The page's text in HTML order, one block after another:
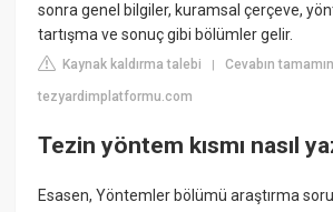
sonra genel bilgiler, kuramsal çerçeve,
tartışma ve sonuç gibi bölümler gelir.
Kaynak kaldırma talebi |Cevabın
tezyardimplatformu.com
Tezin yöntem kısmı nasıl
Esasen, Yöntemler bölümü araştırma